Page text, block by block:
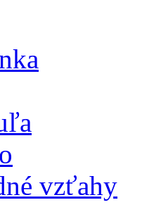
vzťahy